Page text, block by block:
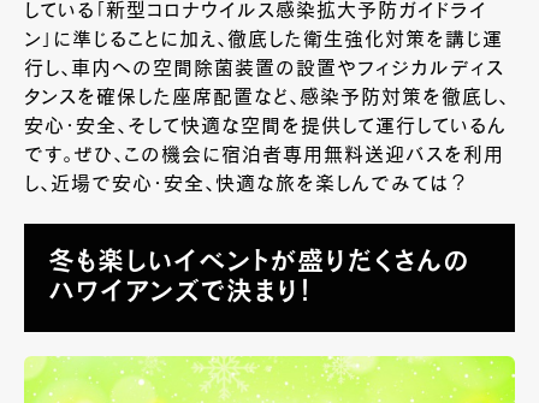
している「新型コロナウイルス感染拡大予防ガイドライ
ン」に準じることに加え、徹底した衛生強化対策を講じ運
行し、車内への空間除菌装置の設置やフィジカルディス
タンスを確保した座席配置など、感染予防対策を徹底し、
安心・安全、そして快適な空間を提供して運行しているん
です。ぜひ、この機会に宿泊者専用無料送迎バスを利用
し、近場で安心・安全、快適な旅を楽しんでみては？
冬も楽しいイベントが盛りだくさんの
ハワイアンズで決まり！